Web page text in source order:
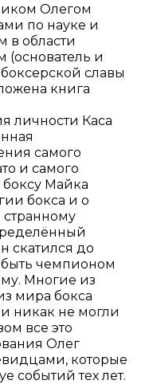
Олегом
по науке и
в области
(основатель и
славы
книга
личности Каса
самого
и самого
Майка
бокса и о
скатился до
быть чемпионом
Многие из
мира бокса
никак не могли
все это
Олег
которые
событий тех лет.